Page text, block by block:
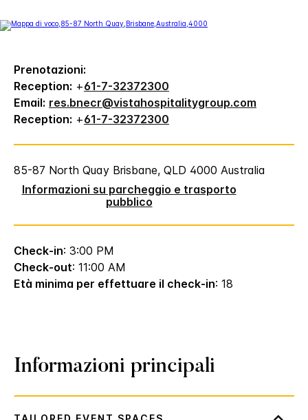
Prenotazioni:
Reception: +61-7-32372300
Email: res.bnecr@vistahospitalitygroup.com
Reception: +61-7-32372300
85-87 North Quay Brisbane, QLD 4000 Australia
Informazioni su parcheggio e trasporto
pubblico
Check-in: 3:00 PM
Check-out: 11:00 AM
Età minima per effettuare il check-in: 18
Informazioni principali